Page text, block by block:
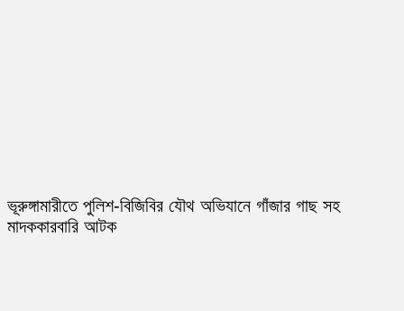
ভূরুঙ্গামারীতে পুলিশ-বিজিবির যৌথ অভিযানে গাঁজার গাছ সহ
মাদককারবারি আটক